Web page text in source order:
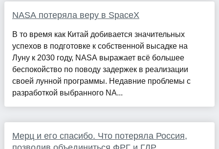
NASA потеряла веру в SpaceX
В то время как Китай добивается значительных
успехов в подготовке к собственной высадке на
Луну к 2030 году, NASA выражает всё большее
беспокойство по поводу задержек в реализации
своей лунной программы. Недавние проблемы с
разработкой выбранного NA...
Мерц и его спасибо. Что потеряла Россия,